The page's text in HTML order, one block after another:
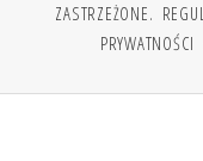
ZASTRZEŻONE.
PRYWATNOŚCI